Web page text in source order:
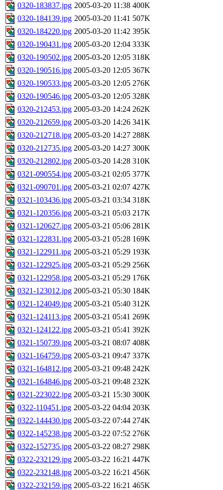
0320-183837.jpg 2005-03-20 11:38 400K
0320-184139.jpg 2005-03-20 11:41 507K
0320-184220.jpg 2005-03-20 11:42 395K
0320-190431.jpg 2005-03-20 12:04 333K
0320-190502.jpg 2005-03-20 12:05 318K
0320-190516.jpg 2005-03-20 12:05 367K
0320-190533.jpg 2005-03-20 12:05 276K
0320-190546.jpg 2005-03-20 12:05 328K
0320-212453.jpg 2005-03-20 14:24 262K
0320-212659.jpg 2005-03-20 14:26 341K
0320-212718.jpg 2005-03-20 14:27 288K
0320-212735.jpg 2005-03-20 14:27 300K
0320-212802.jpg 2005-03-20 14:28 310K
0321-090554.jpg 2005-03-21 02:05 377K
0321-090701.jpg 2005-03-21 02:07 427K
0321-103436.jpg 2005-03-21 03:34 318K
0321-120356.jpg 2005-03-21 05:03 217K
0321-120627.jpg 2005-03-21 05:06 281K
0321-122831.jpg 2005-03-21 05:28 169K
0321-122911.jpg 2005-03-21 05:29 193K
0321-122925.jpg 2005-03-21 05:29 256K
0321-122958.jpg 2005-03-21 05:29 176K
0321-123012.jpg 2005-03-21 05:30 184K
0321-124049.jpg 2005-03-21 05:40 312K
0321-124113.jpg 2005-03-21 05:41 269K
0321-124122.jpg 2005-03-21 05:41 392K
0321-150739.jpg 2005-03-21 08:07 408K
0321-164759.jpg 2005-03-21 09:47 337K
0321-164812.jpg 2005-03-21 09:48 242K
0321-164846.jpg 2005-03-21 09:48 232K
0321-223022.jpg 2005-03-21 15:30 300K
0322-110451.jpg 2005-03-22 04:04 203K
0322-144430.jpg 2005-03-22 07:44 274K
0322-145238.jpg 2005-03-22 07:52 276K
0322-152735.jpg 2005-03-22 08:27 298K
0322-232129.jpg 2005-03-22 16:21 447K
0322-232148.jpg 2005-03-22 16:21 456K
0322-232159.jpg 2005-03-22 16:21 465K